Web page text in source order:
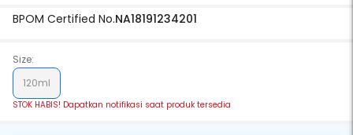
BPOM Certified No.NA18191234201
Size:
120ml
STOK HABIS! Dapatkan notifikasi saat produk tersedia